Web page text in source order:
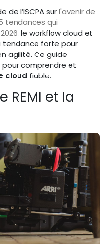
de l’ISCPA surl'avenir de
tendances qui
, le workflow cloud et
tendance forte pour
agilité. Ce guide
pour comprendre et
cloud fiable.
REMI et la